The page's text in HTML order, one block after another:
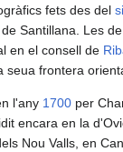
fets des del
Santillana. Les
en el consell de
seua frontera
l'any 1700 per
encara en la
Nou Valls, en